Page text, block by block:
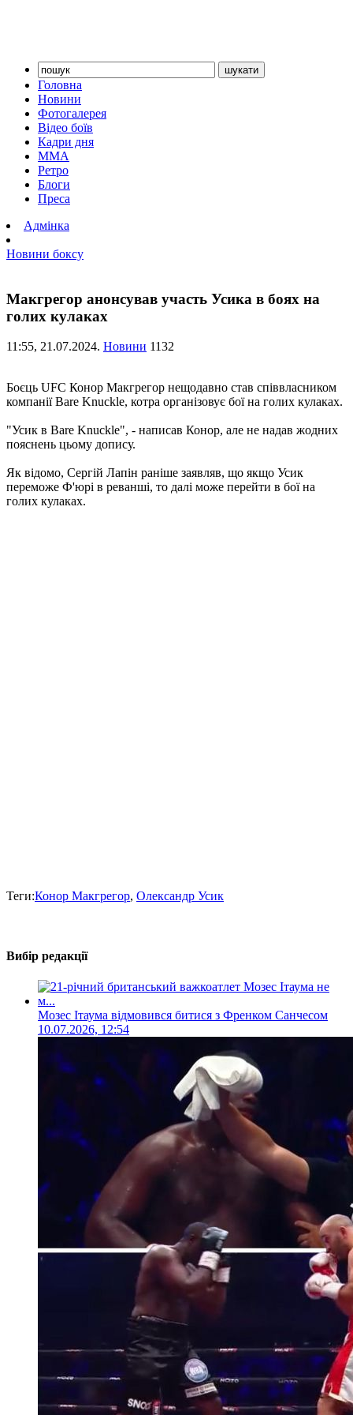
Головна
Новини
Фотогалерея
Відео боїв
Кадри дня
ММА
Ретро
Блоги
Преса
Адмінка
Новини боксу
Макгрегор анонсував участь Усика в боях на
голих кулаках
11:55, 21.07.2024. Новини 1132
Боєць UFC Конор Макгрегор нещодавно став співвласником
компанії Bare Knuckle, котра організовує бої на голих кулаках.
"Усик в Bare Knuckle", - написав Конор, але не надав жодних
пояснень цьому допису.
Як відомо, Сергій Лапін раніше заявляв, що якщо Усик
переможе Ф'юрі в реванші, то далі може перейти в бої на
голих кулаках.
Теги:Конор Макгрегор, Олександр Усик
Вибір редакції
Мозес Ітаума відмовився битися з Френком Санчесом
10.07.2026, 12:54